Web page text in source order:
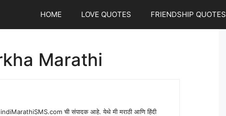
HOME LOVE QUOTES FRIENDSHIP QUOTES
Marathi
ची संपादक आहे. येथे मी मराठी आणि हिंदी